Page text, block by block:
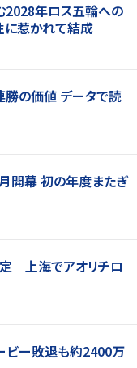
2028年ロス五輪への
に惹かれて結成
勝の価値 データで読
開幕 初の年度またぎ
定 上海でアオリチロ
ビー敗退も約2400万